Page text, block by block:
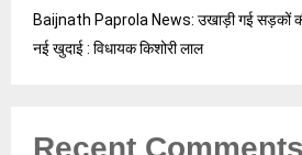
Baijnath Paprola News: उखाड़ी गई सड़कों
नई खुदाई : विधायक किशोरी लाल
Recent Comments